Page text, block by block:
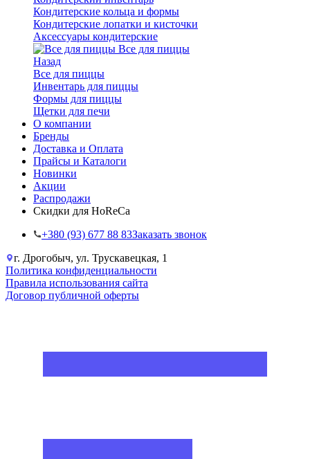
Кондитерские кольца и формы
Кондитерские лопатки и кисточки
Аксессуары кондитерские
Все для пиццы
Назад
Все для пиццы
Инвентарь для пиццы
Формы для пиццы
Щетки для печи
О компании
Бренды
Доставка и Оплата
Прайсы и Каталоги
Новинки
Акции
Распродажи
Скидки для HoReCa
+38‎0 (93) 677 88 83Заказать звонок
г. Дрогобыч, ул. Трускавецкая, 1
Политика конфиденциальности
Правила использования сайта
Договор публичной оферты